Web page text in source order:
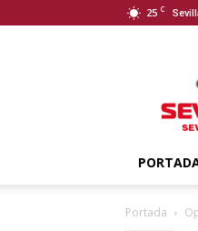
25 C
Portada